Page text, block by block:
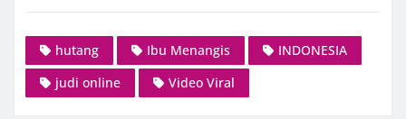
hutang Ibu Menangis
INDONESIA
judi online
Video Viral